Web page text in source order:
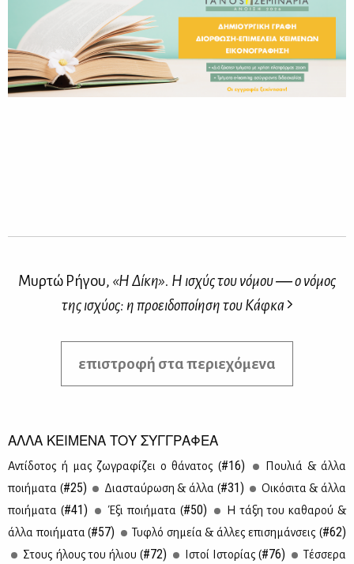
Μυρτώ Ρήγου, «Η Δίκη». Η ισχύς του νόμου ― ο νόμος
της ισχύος: η προειδοποίηση του Κάφκα
επιστροφή στα περιεχόμενα
ΑΛΛΑ ΚΕΙΜΕΝΑ ΤΟΥ ΣΥΓΓΡΑΦΕΑ
Αντί­δο­τος ή μας ζω­γρα­φί­ζει ο θά­να­τος (#16)
Που­λιά & άλ­λα
ποι­ή­μα­τα (#25) Δια­σταύ­ρω­ση & άλ­λα (#31)
Οι­κό­σι­τα & άλ­λα
ποι­ή­μα­τα (#41) Έξι ποι­ή­μα­τα (#50)
Η τά­ξη του κα­θα­ρού &
άλ­λα ποι­ή­μα­τα (#57) Τυ­φλό ση­μεία & άλ­λες επι­ση­μάν­σεις (#62)
Στους ήλους του ήλιου (#72) Ιστοί Ιστο­ρί­ας (#76)
Τέσ­σε­ρα